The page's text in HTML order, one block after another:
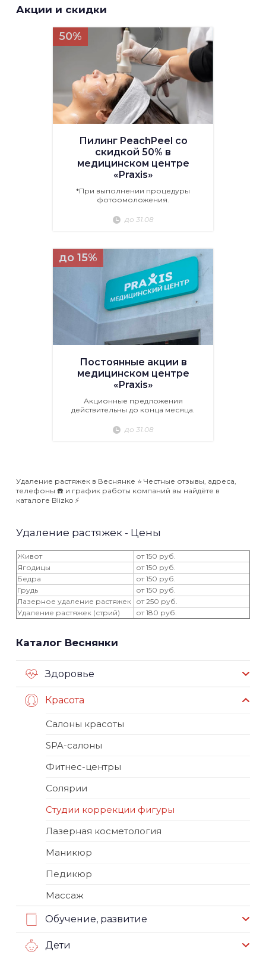
Акции и скидки
50%
Пилинг PeachPeel со
скидкой 50% в
медицинском центре
«Praxis»
*При выполнении процедуры
фотоомоложения.
до 31.08
до 15%
Постоянные акции в
медицинском центре
«Praxis»
Акционные предложения
действительны до конца месяца.
до 31.08
Удаление растяжек в Веснянке ⭐️ Честные отзывы, адреса,
телефоны ☎️ и график работы компаний вы найдёте в
каталоге Blizko ⚡️
Удаление растяжек - Цены
Живот
от 150 руб.
Ягодицы
от 150 руб.
Бедра
от 150 руб.
Грудь
от 150 руб.
Лазерное удаление растяжек от 250 руб.
Удаление растяжек (стрий)
от 180 руб.
Каталог Веснянки
Здоровье
Красота
Салоны красоты
SPA-салоны
Фитнес-центры
Солярии
Студии коррекции фигуры
Лазерная косметология
Маникюр
Педикюр
Массаж
Обучение, развитие
Дети